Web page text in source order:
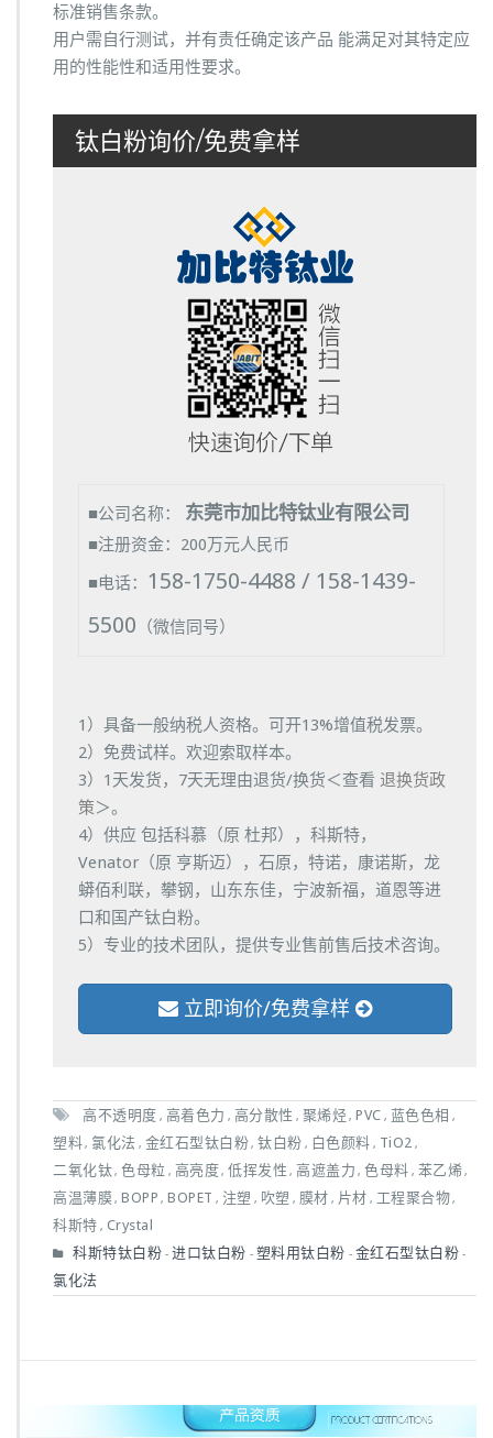
标准销售条款。
用户需自行测试，并有责任确定该产品 能满足对其特定应
用的性能性和适用性要求。
钛白粉询价/免费拿样
■公司名称： 东莞市加比特钛业有限公司
■注册资金：200万元人民币
■电话：
158-1750-4488 / 158-1439-
5500 （微信同号）
1）具备一般纳税人资格。可开13%增值税发票。
2）免费试样。欢迎索取样本。
3）1天发货，7天无理由退货/换货＜查看 退换货政
策＞。
4）供应 包括科慕（原 杜邦），科斯特，
Venator（原 亨斯迈），石原，特诺，康诺斯，龙
蟒佰利联，攀钢，山东东佳，宁波新福，道恩等进
口和国产钛白粉。
5）专业的技术团队，提供专业售前售后技术咨询。
立即询价/免费拿样
高不透明度 , 高着色力 , 高分散性 , 聚烯烃, PVC , 蓝色色相 ,
塑料, 氯化法 , 金红石型钛白粉, 钛白粉 , 白色颜料 , TiO2 ,
二氧化钛, 色母粒 , 高亮度, 低挥发性 , 高遮盖力 , 色母料 , 苯乙烯,
高温薄膜, BOPP , BOPET , 注塑 , 吹塑 , 膜材 , 片材 , 工程聚合物,
科斯特 , Crystal
科斯特钛白粉 - 进口钛白粉 - 塑料用钛白粉 - 金红石型钛白粉 -
氯化法